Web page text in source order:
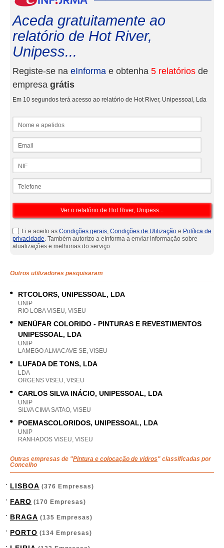
Aceda gratuitamente ao
relatório de Hot River,
Unipess...
Registe-se na eInforma e obtenha 5 relatórios de
empresa grátis
Em 10 segundos terá acesso ao relatório de Hot River, Unipessoal, Lda
Li e aceito as Condições gerais, Condições de Utilização e Política de
privacidade. Também autorizo a eInforma a enviar informação sobre
atualizações e melhorias do serviço.
Outros utilizadores pesquisaram
RTCOLORS, UNIPESSOAL, LDA
UNIP
RIO LOBA VISEU, VISEU
NENÚFAR COLORIDO - PINTURAS E REVESTIMENTOS
UNIPESSOAL, LDA
UNIP
LAMEGO ALMACAVE SE, VISEU
LUFADA DE TONS, LDA
LDA
ORGENS VISEU, VISEU
CARLOS SILVA INÁCIO, UNIPESSOAL, LDA
UNIP
SILVA CIMA SATAO, VISEU
POEMASCOLORIDOS, UNIPESSOAL, LDA
UNIP
RANHADOS VISEU, VISEU
Outras empresas de "Pintura e colocação de vidros" classificadas por
Concelho
LISBOA (376 Empresas)
FARO (170 Empresas)
BRAGA (135 Empresas)
PORTO (134 Empresas)